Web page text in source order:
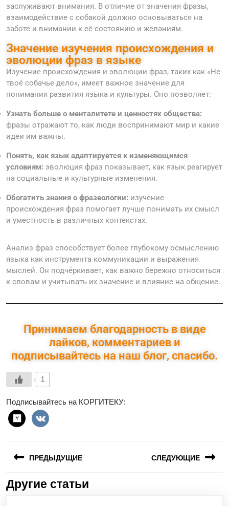
заслуживают внимания. В отличие от значения фразы,
взаимодействие с собакой должно основываться на
заботе и внимании к её состоянию и желаниям.
Значение изучения происхождения и
эволюции фраз в языке
Изучение происхождения и эволюции фраз, таких как «Не
твоё собачье дело», имеет важное значение для
понимания развития языка и культуры. Оно позволяет:
Узнать больше о менталитете и ценностях общества:
фразы отражают то, как люди воспринимают мир и какие
идеи им важны.
Понять, как язык адаптируется к изменяющимся
условиям: эволюция фраз показывает, как язык реагирует
на социальные и культурные изменения.
Обогатить знания о фразеологии: изучение
происхождения фраз помогает лучше понимать их смысл
и уместность в различных контекстах.
Анализ фраз способствует более глубокому осмыслению
языка как инструмента коммуникации и выражения
мыслей. Он подчёркивает, как важно бережно относиться
к словам и учитывать их значение и влияние на общение.
Принимаем благодарность в виде
лайков, комментариев и
подписывайтесь на наш блог, спасибо.
1
Подписывайтесь на КОРГИТЕКУ:
ПРЕДЫДУЩИЕ СЛЕДУЮЩИЕ
Другие статьи